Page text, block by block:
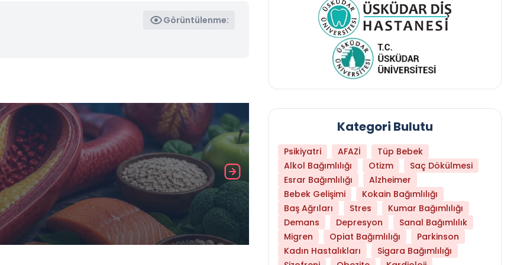
Görüntülenme:
Daha Az Protein Tüketmek Yaşlanmayı
Kategori Bulutu
Psikiyatri AFAZİ
Tüp Bebek
Alkol Bağımlılığı
Otizm
Saç Dökülmesi
Esrar Bağımlılığı
Alzheimer
Bebek Gelişimi
Kokain Bağımlılığı
Baş Ağrıları
Stres
Kumar Bağımlılığı
Demans
Depresyon
Sanal Bağımlılık
Migren
Opiat Bağımlılığı
Parkinson
Kadın Hastalıkları
Sigara Bağımlılığı